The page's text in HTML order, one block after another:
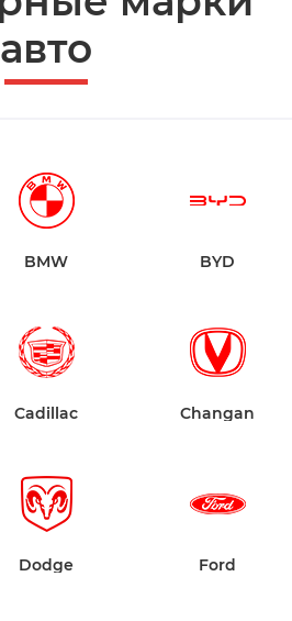
авто
BMW BYD
Cadillac Changan
Dodge Ford